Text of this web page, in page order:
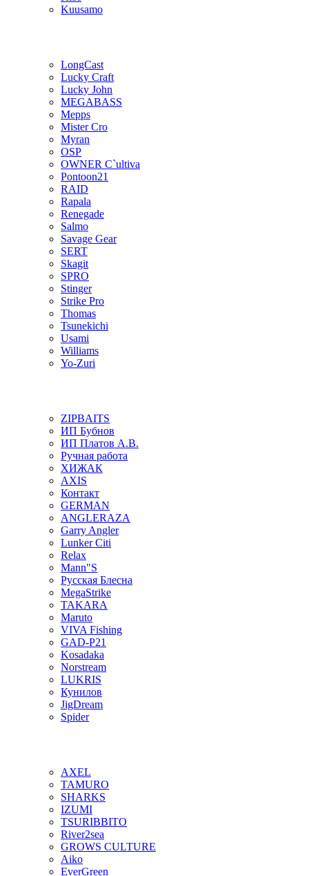
Kuusamo
LongCast
Lucky Craft
Lucky John
MEGABASS
Mepps
Mister Cro
Myran
OSP
OWNER C`ultiva
Pontoon21
RAID
Rapala
Renegade
Salmo
Savage Gear
SERT
Skagit
SPRO
Stinger
Strike Pro
Thomas
Tsunekichi
Usami
Williams
Yo-Zuri
ZIPBAITS
ИП Бубнов
ИП Платов А.В.
Ручная работа
ХИЖАК
AXIS
Контакт
GERMAN
ANGLERAZA
Garry Angler
Lunker Citi
Relax
Mann"S
Русская Блесна
MegaStrike
TAKARA
Maruto
VIVA Fishing
GAD-P21
Kosadaka
Norstream
LUKRIS
Кунилов
JigDream
Spider
AXEL
TAMURO
SHARKS
IZUMI
TSURIBBITO
River2sea
GROWS CULTURE
Aiko
EverGreen